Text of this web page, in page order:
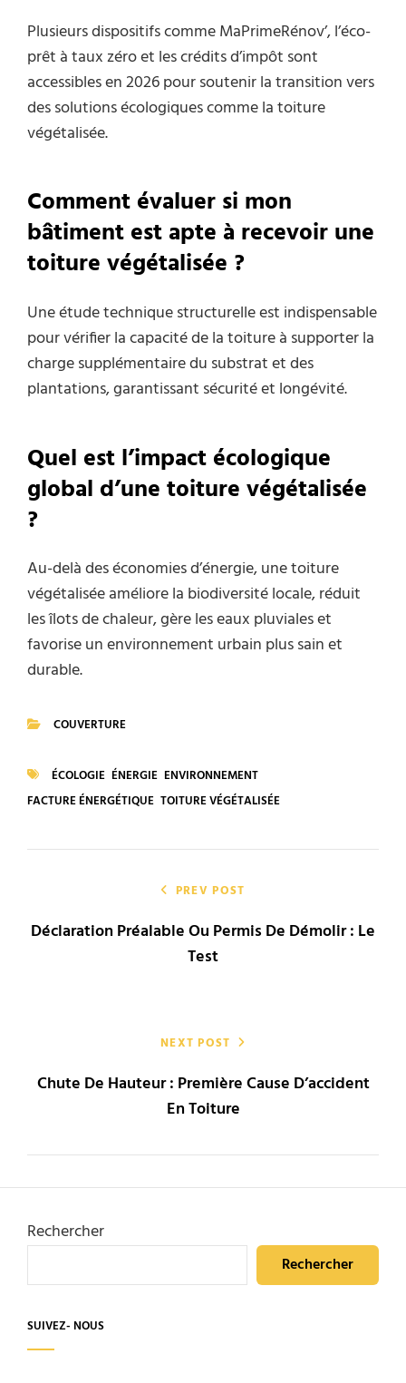
Plusieurs dispositifs comme MaPrimeRénov’, l’éco-
prêt à taux zéro et les crédits d’impôt sont
accessibles en 2026 pour soutenir la transition vers
des solutions écologiques comme la toiture
végétalisée.
Comment évaluer si mon
bâtiment est apte à recevoir une
toiture végétalisée ?
Une étude technique structurelle est indispensable
pour vérifier la capacité de la toiture à supporter la
charge supplémentaire du substrat et des
plantations, garantissant sécurité et longévité.
Quel est l’impact écologique
global d’une toiture végétalisée
?
Au-delà des économies d’énergie, une toiture
végétalisée améliore la biodiversité locale, réduit
les îlots de chaleur, gère les eaux pluviales et
favorise un environnement urbain plus sain et
durable.
COUVERTURE
TAGS
ÉCOLOGIE ÉNERGIE ENVIRONNEMENT
FACTURE ÉNERGÉTIQUE TOITURE VÉGÉTALISÉE
l’article
PREV POST
Déclaration Préalable Ou Permis De Démolir : Le
Test
NEXT POST
Chute De Hauteur : Première Cause D’accident
En Toiture
Rechercher
Rechercher
SUIVEZ- NOUS